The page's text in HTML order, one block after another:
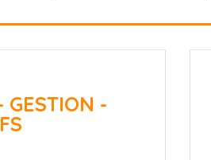
GESTION -